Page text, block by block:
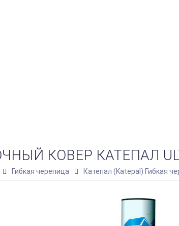
КОВЕР КАТЕПАЛ
Гибкая черепица Катепал (Katepal) Гибкая